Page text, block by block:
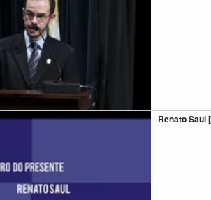
Renato Saul